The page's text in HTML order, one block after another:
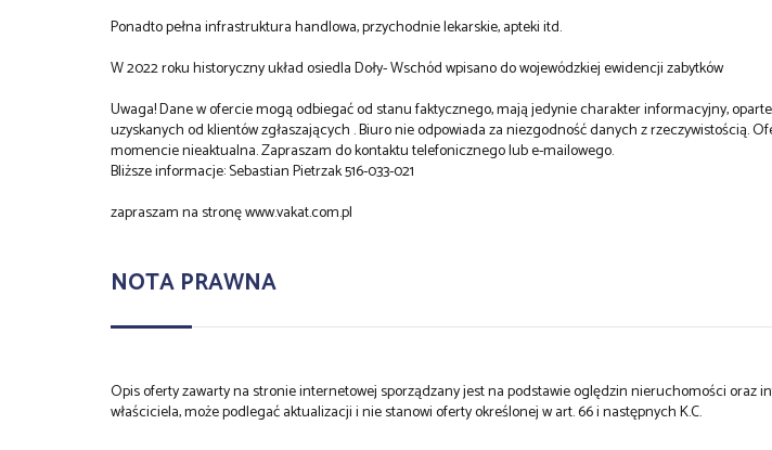
Ponadto pełna infrastruktura handlowa, przychodnie lekarskie, apteki itd.
W 2022 roku historyczny układ osiedla Doły- Wschód wpisano do wojewódzkiej ewidencji zabytków
Uwaga! Dane w ofercie mogą odbiegać od stanu faktycznego, mają jedynie charakter informacyjny,
uzyskanych od klientów zgłaszających . Biuro nie odpowiada za niezgodność danych z rzeczywistością.
momencie nieaktualna. Zapraszam do kontaktu telefonicznego lub e-mailowego.
Bliższe informacje: Sebastian Pietrzak 516-033-021
zapraszam na stronę www.vakat.com.pl
NOTA PRAWNA
Opis oferty zawarty na stronie internetowej sporządzany jest na podstawie oględzin nieruchomości oraz
właściciela, może podlegać aktualizacji i nie stanowi oferty określonej w art. 66 i następnych K.C.